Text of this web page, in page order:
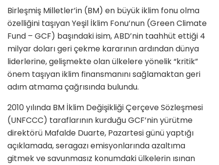
Birleşmiş Milletler’in (BM) en büyük iklim fonu olma
özelliğini taşıyan Yeşil İklim Fonu’nun (Green Climate
Fund – GCF) başındaki isim, ABD’nin taahhüt ettiği 4
milyar doları geri çekme kararının ardından dünya
liderlerine, gelişmekte olan ülkelere yönelik “kritik”
önem taşıyan iklim finansmanını sağlamaktan geri
adım atmama çağrısında bulundu.
2010 yılında BM İklim Değişikliği Çerçeve Sözleşmesi
(UNFCCC) taraflarının kurduğu GCF’nin yürütme
direktörü Mafalde Duarte, Pazartesi günü yaptığı
açıklamada, seragazı emisyonlarında azaltıma
gitmek ve savunmasız konumdaki ülkelerin ısınan